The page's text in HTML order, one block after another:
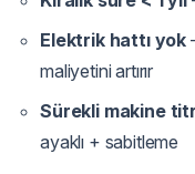
Elektrik hattı yok
maliyetini artırır
Sürekli makine
ayaklı + sabitleme